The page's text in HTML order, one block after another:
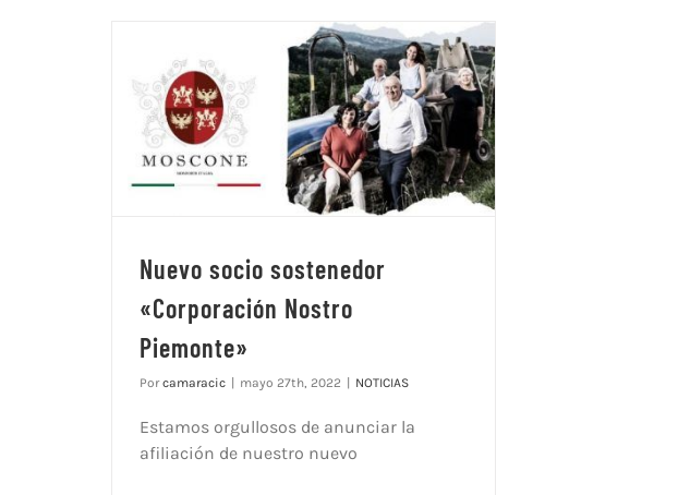
Nuevo socio sostenedor
«Corporación Nostro
Piemonte»
Porcamaracic mayo 27th, 2022 NOTICIAS
Estamos orgullosos de anunciar la
afiliación de nuestro nuevo